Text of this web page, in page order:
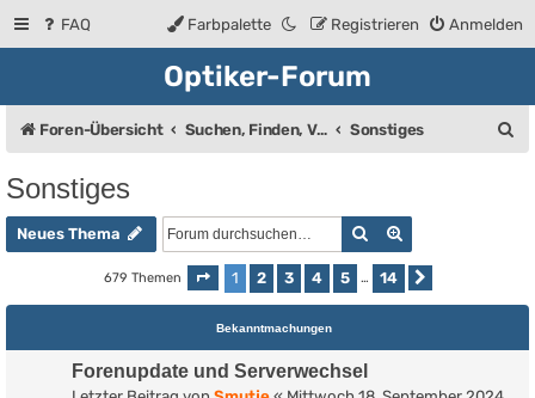
FAQ Anmelden
Registrieren
Farbpalette
Optiker-Forum
Foren-Übersicht Suchen, Finden, Verkaufsanzeigen Sonstiges
Sonstiges
Neues Thema Suche
679 Themen Seite 1von 14
1 2 3 4 5 … 14
Bekanntmachungen
Forenupdate und Serverwechsel